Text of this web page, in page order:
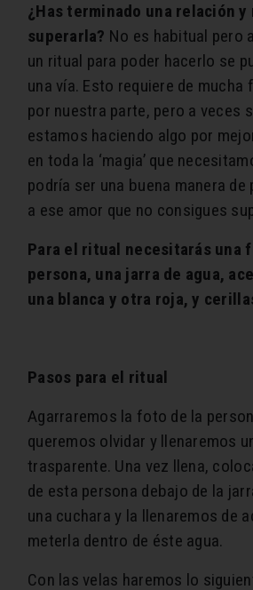
¿Has terminado una relación
superarla? No es habitual pero
un ritual para poder hacerlo se
una vía. Esto requiere de mucha
por nuestra parte, pero a veces
estamos haciendo algo por
en toda la ‘magia’ que
podría ser una buena manera
a ese amor que no consigues
Para el ritual necesitarás una
persona, una jarra de agua,
una blanca y otra roja, y
Pasos para el ritual
Agarraremos la foto de la
queremos olvidar y llenaremos
trasparente. Una vez llena,
de esta persona debajo de la
una cuchara y la llenaremos de
meterla dentro de éste agua.
Con las velas haremos lo